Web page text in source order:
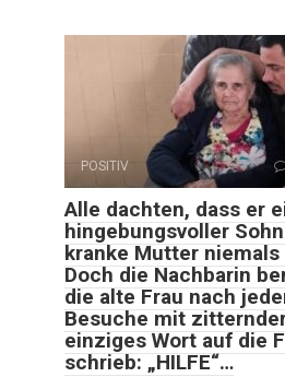
POSITIV
Alle dachten, dass er
hingebungsvoller
kranke Mutter
Doch die Nachbarin
die alte Frau nach
Besuche mit
einziges Wort auf die
schrieb: „HILFE“…